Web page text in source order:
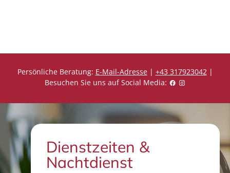
Persönliche Beratung: E-Mail-Adresse| +43 317923042|
Besuchen Sie uns auf Social Media:
Dienstzeiten &
Nachtdienst